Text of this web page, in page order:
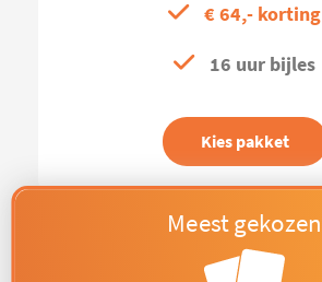
€ 64,- korting
16 uur bijles
Kies pakket